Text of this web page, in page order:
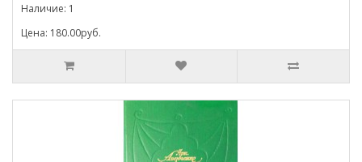
Наличие: 1
Цена: 180.00руб.